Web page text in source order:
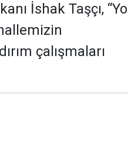
İshak Taşçı, “Yol
çalışmaları